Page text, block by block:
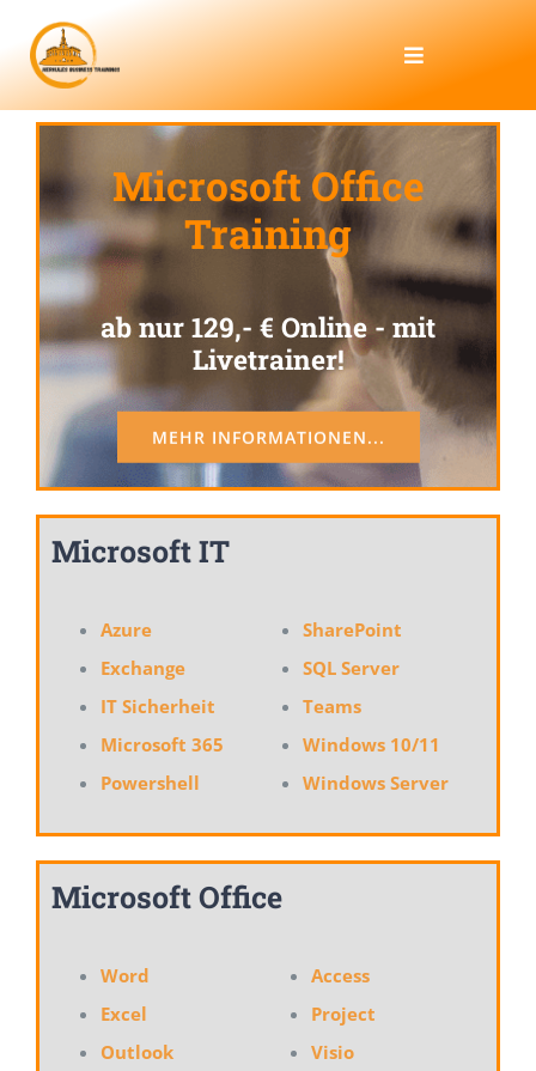
Inhalt
springen
Toggle
TRAINING
KUNDENPORTAL
UNTERNEHMEN
Microsoft Office
Training
ab nur 129,- € Online - mit
Livetrainer!
MEHR INFORMATIONEN...
Microsoft IT
Azure
Exchange
IT Sicherheit
Microsoft 365
Powershell
SharePoint
SQL Server
Teams
Windows 10/11
Windows Server
Microsoft Office
Word
Excel
Outlook
Access
Project
Visio